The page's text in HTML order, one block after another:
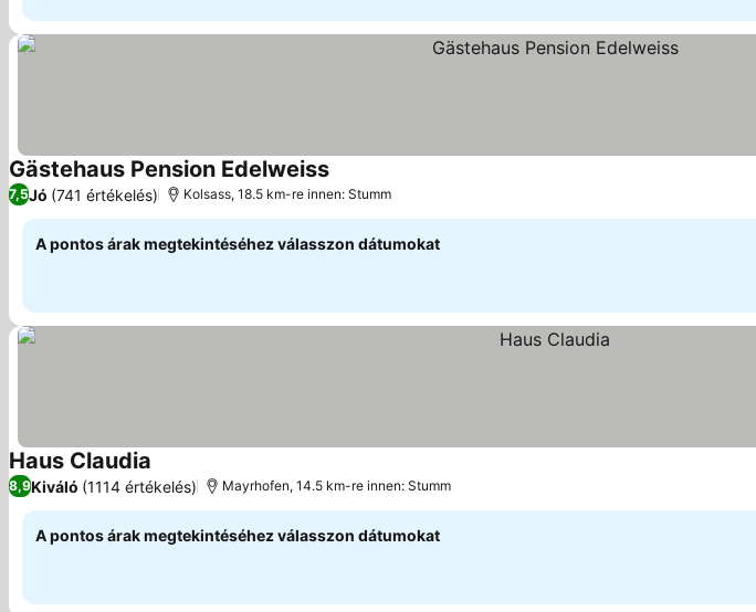
Gästehaus Pension Edelweiss
7,5Jó (741 értékelés) Kolsass, 18.5 km-re innen: Stumm
A pontos árak megtekintéséhez válasszon dátumokat
Haus Claudia
8,9Kiváló (1114 értékelés) Mayrhofen, 14.5 km-re innen: Stumm
A pontos árak megtekintéséhez válasszon dátumokat